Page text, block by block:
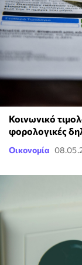
Κοινωνικό
φορολογικές
Οικονομία